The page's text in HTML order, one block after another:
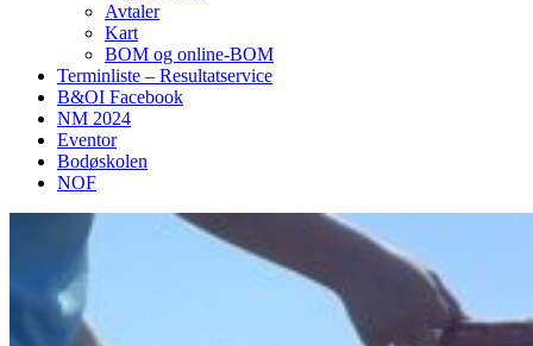
Avtaler
Kart
BOM og online-BOM
Terminliste – Resultatservice
B&OI Facebook
NM 2024
Eventor
Bodøskolen
NOF